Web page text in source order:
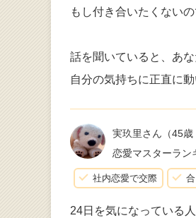
もし付き合いたくない
話を聞いていると、あ
自分の気持ちに正直に
実玖里さん （45
恋愛マスターラン
社内恋愛で交際
24日を気になっている